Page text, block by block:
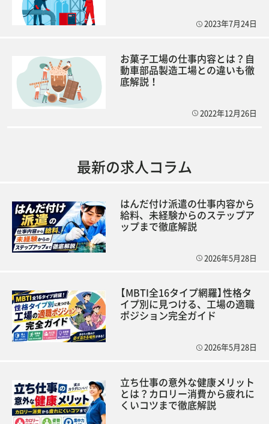
2023年7月24日
お菓子工場の仕事内容とは？自
動車部品製造工場との違いも徹
底解説！
2022年12月26日
最新の求人コラム
はんだ付け派遣の仕事内容から
給料、未経験からのステップア
ップまで徹底解説
2026年5月28日
【MBTI全16タイプ網羅】性格タ
イプ別に見つける、工場の適職
ポジション完全ガイド
2026年5月28日
立ち仕事の意外な健康メリット
とは？カロリー消費から疲れに
くいコツまで徹底解説